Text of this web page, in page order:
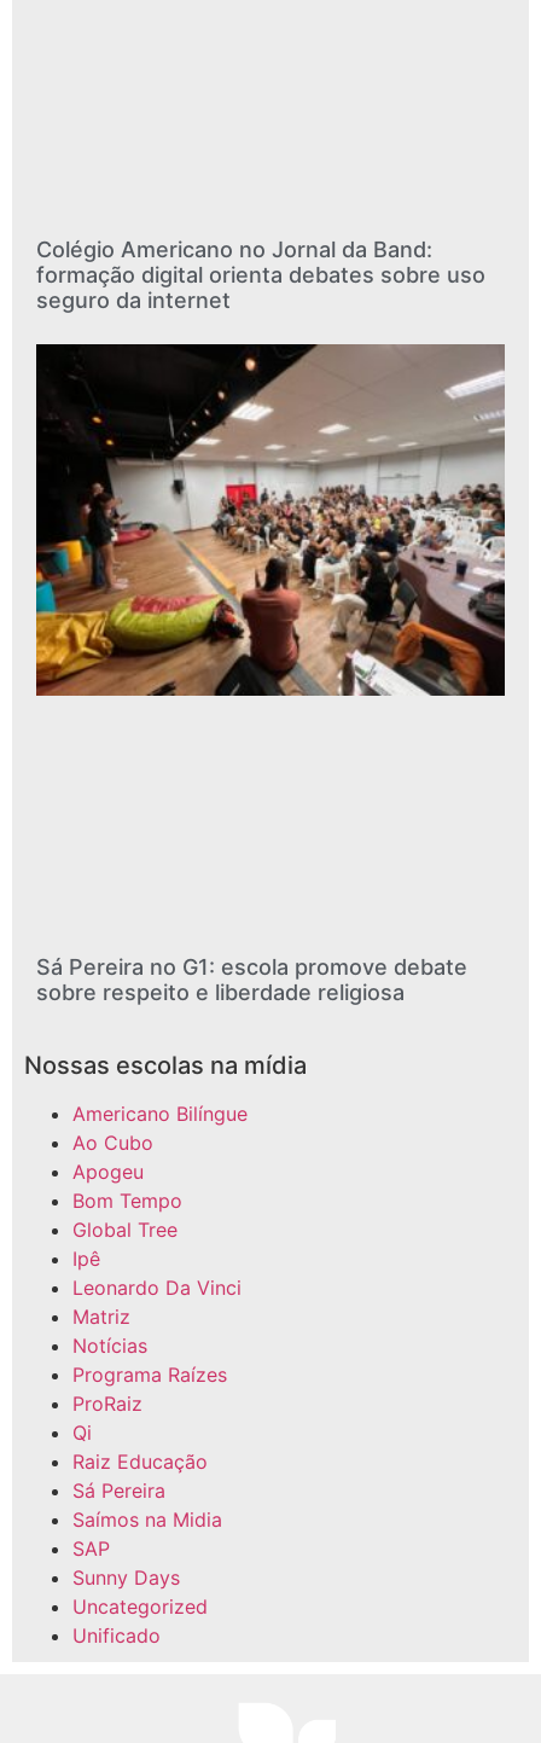
Colégio Americano no Jornal da Band:
formação digital orienta debates sobre uso
seguro da internet
Sá Pereira no G1: escola promove debate
sobre respeito e liberdade religiosa
Nossas escolas na mídia
Americano Bilíngue
Ao Cubo
Apogeu
Bom Tempo
Global Tree
Ipê
Leonardo Da Vinci
Matriz
Notícias
Programa Raízes
ProRaiz
Qi
Raiz Educação
Sá Pereira
Saímos na Midia
SAP
Sunny Days
Uncategorized
Unificado